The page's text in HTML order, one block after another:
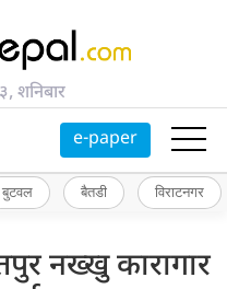
शनिबार
e-paper
बुटवल बैतडी विराटनगर
नख्खु कारागार